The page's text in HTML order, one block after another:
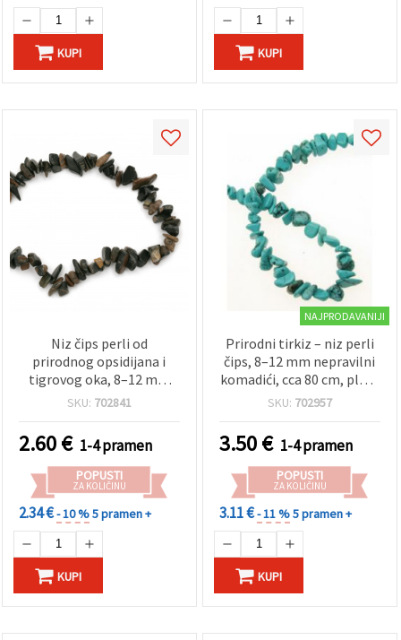
KUPI KUPI
Niz čips perli od
prirodnog opsidijana i
tigrovog oka, 8–12 mm
neregularni polirani
smeđa/crna, za DIY izradu
nakita, perlanje i hobi
rukotvorine
SKU: 702841
2.60€ 1-4 pramen
POPUSTI
ZA KOLIČINU
2.34 €- 10 %5 pramen +
KUPI
NAJPRODAVANIJI
Prirodni tirkiz – niz perli
čips, 8–12 mm nepravilni
komadići, cca 80 cm, plave
kamene perle za izradu
SKU: 702957
3.50€ 1-4 pramen
POPUSTI
ZA KOLIČINU
3.11 €- 11 %5 pramen +
KUPI